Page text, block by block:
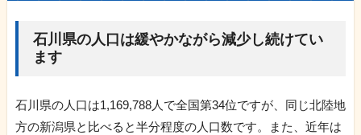
石川県の人口は緩やかながら減少し続けてい
ます
石川県の人口は1,169,788人で全国第34位ですが、同じ北陸地
方の新潟県と比べると半分程度の人口数です。また、近年は